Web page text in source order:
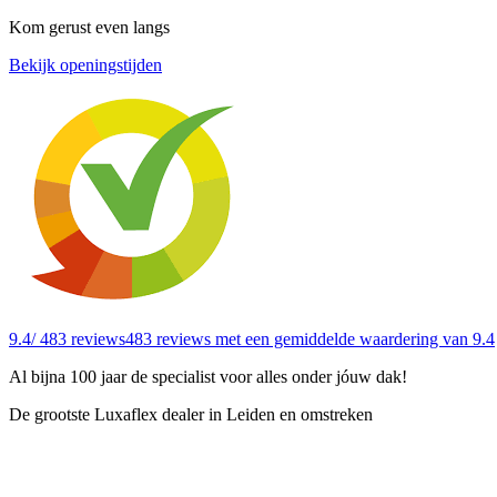
Kom gerust even langs
Bekijk openingstijden
9.4/ 483 reviews483 reviews met een gemiddelde waardering van 9.4
Al bijna 100 jaar de specialist voor alles onder jóuw dak!
De grootste Luxaflex dealer in Leiden en omstreken